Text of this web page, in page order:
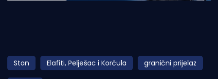
Obala
Otoci
Ston Elafiti, Pelješac i Korčula granični prijelaz